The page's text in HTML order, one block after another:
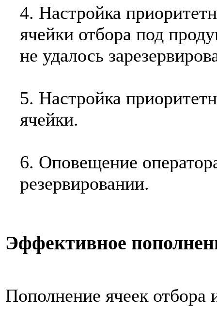
4. Настройка
ячейки отбора под
не удалось
5. Настройка
ячейки.
6. Оповещение
резервировании.
Эффективное
Пополнение ячеек отбора